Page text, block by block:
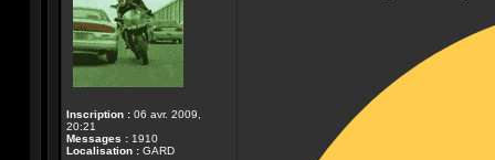
Inscription : 06 avr. 2009,
20:21
Messages : 1910
Localisation : GARD